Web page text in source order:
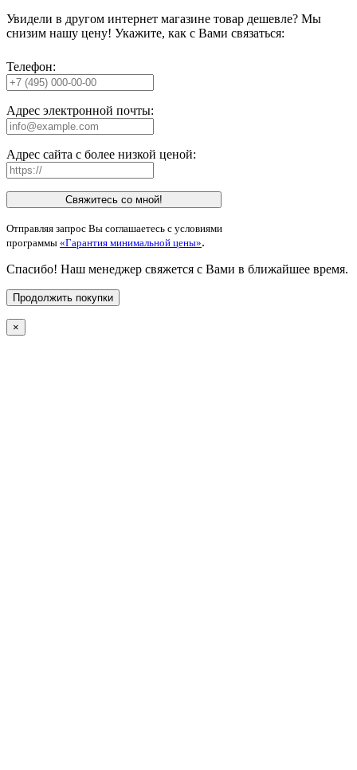
Увидели в другом интернет магазине товар дешевле? Мы
снизим нашу цену! Укажите, как с Вами связаться:
Телефон:
Адрес электронной почты:
Адрес сайта с более низкой ценой:
Свяжитесь со мной!
Отправляя запрос Вы соглашаетесь с условиями
программы «Гарантия минимальной цены».
Спасибо! Наш менеджер свяжется с Вами в ближайшее время.
Продолжить покупки
×